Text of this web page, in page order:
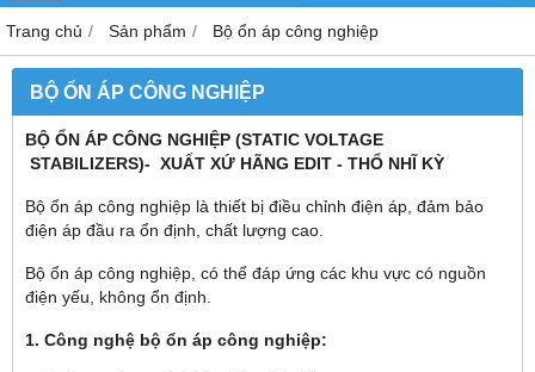
Trang chủ Sản phẩm Bộ ổn áp công nghiệp
BỘ ỔN ÁP CÔNG NGHIỆP
BỘ ỔN ÁP CÔNG NGHIỆP (STATIC VOLTAGE
STABILIZERS)- XUẤT XỨ HÃNG EDIT - THỔ NHĨ KỲ
Bộ ổn áp công nghiệp là thiết bị điều chỉnh điện áp, đảm bảo
điện áp đầu ra ổn định, chất lượng cao.
Bộ ổn áp công nghiệp, có thể đáp ứng các khu vực có nguồn
điện yếu, không ổn định.
1. Công nghệ bộ ổn áp công nghiệp: